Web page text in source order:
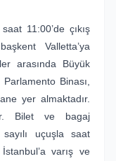
11:00’de çıkış
Valletta’ya
arasında Büyük
Binası,
yer almaktadır.
Bilet ve bagaj
uçuşla saat
varış ve